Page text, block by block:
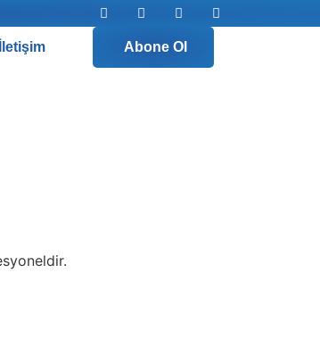
İletişim Abone Ol